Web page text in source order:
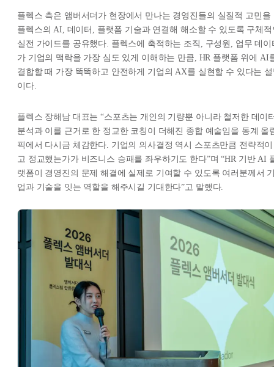
플렉스 측은 앰버서더가 현장에서 만나는 경영진들의 실질적 고민을
플렉스의 AI, 데이터, 플랫폼 기술과 연결해 해소할 수 있도록 구체적
실전 가이드를 공유했다. 플렉스에 축적하는 조직, 구성원, 업무 데이
가 기업의 맥락을 가장 심도 있게 이해하는 만큼, HR 플랫폼 위에 AI
결합할 때 가장 똑똑하고 안전하게 기업의 AX를 실현할 수 있다는
이다.
플렉스 장해남 대표는 “스포츠는 개인의 기량뿐 아니라 철저한 데이
분석과 이를 근거로 한 정교한 코칭이 더해진 종합 예술임을 동계 올
픽에서 다시금 체감한다. 기업의 의사결정 역시 스포츠만큼 전략적이
고 정교했는가가 비즈니스 승패를 좌우하기도 한다”며 “HR 기반 AI
랫폼이 경영진의 문제 해결에 실제로 기여할 수 있도록 여러분께서
업과 기술을 잇는 역할을 해주시길 기대한다”고 말했다.